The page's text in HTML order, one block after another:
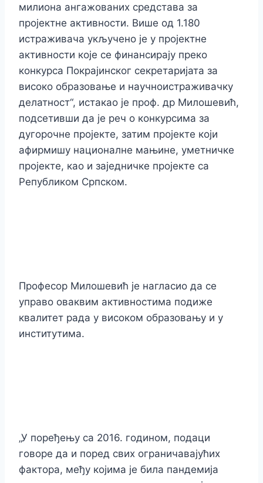
милиона ангажованих средстава за
пројектне активности. Више од 1.180
истраживача укључено је у пројектне
активности које се финансирају преко
конкурса Покрајинског секретаријата за
високо образовање и научноистраживачку
делатност“, истакао је проф. др Милошевић,
подсетивши да је реч о конкурсима за
дугорочне пројекте, затим пројекте који
афирмишу националне мањине, уметничке
пројекте, као и заједничке пројекте са
Републиком Српском.
Професор Милошевић је нагласио да се
управо оваквим активностима подиже
квалитет рада у високом образовању и у
институтима.
„У поређењу са 2016. годином, подаци
говоре да и поред свих ограничавајућих
фактора, међу којима je била пандемија